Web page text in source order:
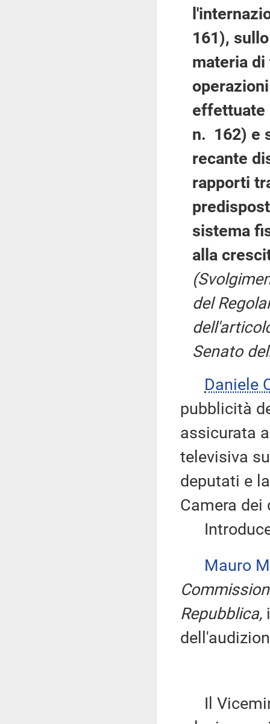
161),
materia
effettuate
n. 162) e
recante
rapporti
sistema
alla
del
Senato
Daniele
pubblicità
assicurata
televisiva
deputati e
Camera dei
Mauro
Repubblica,
Il